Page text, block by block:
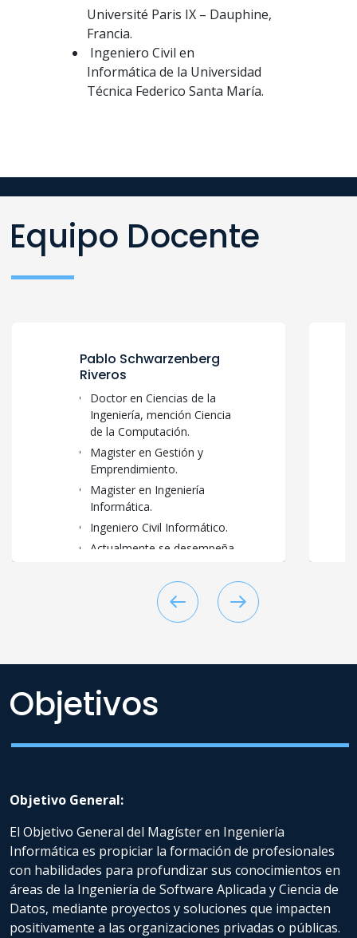
Université Paris IX – Dauphine,
Francia.
Ingeniero Civil en
Informática de la Universidad
Técnica Federico Santa María.
Equipo Docente
Pablo Schwarzenberg
Riveros
Doctor en Ciencias de la
Ingeniería, mención Ciencia
de la Computación.
Magister en Gestión y
Emprendimiento.
Magister en Ingeniería
Informática.
Ingeniero Civil Informático.
Actualmente se desempeña
de Ingeniería Civil
Informática en la Universidad
y videojuegos.
Objetivo General:
El Objetivo General del Magíster en Ingeniería
Informática es propiciar la formación de profesionales
con habilidades para profundizar sus conocimientos en
áreas de la Ingeniería de Software Aplicada y Ciencia de
Datos, mediante proyectos y soluciones que impacten
positivamente a las organizaciones privadas o públicas.
Objetivos